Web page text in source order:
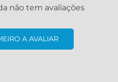
não tem avaliações
A AVALIAR